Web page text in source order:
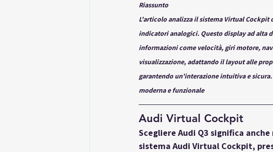
Riassunto
L'articolo analizza il sistema Virtual
indicatori analogici. Questo display ad alta
informazioni come velocità, giri motore,
visualizzazione, adattando il layout alle
garantendo un'interazione intuitiva e
moderna e funzionale
Audi Virtual Cockpit
Scegliere Audi Q3 significa
sistema Audi Virtual Cockpit,